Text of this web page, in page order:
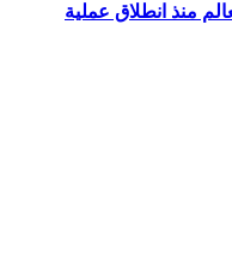
العالم منذ انطلاق عملية